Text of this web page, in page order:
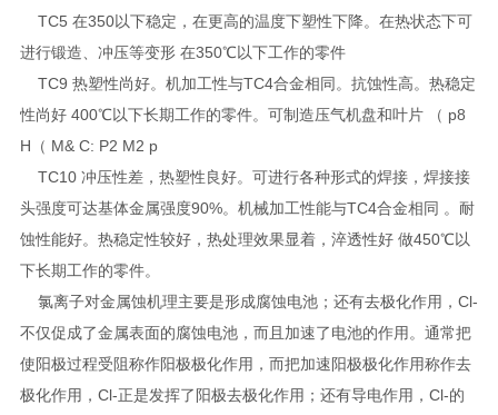
TC5 在350以下稳定，在更高的温度下塑性下降。在热状态下可
进行锻造、冲压等变形 在350℃以下工作的零件
TC9 热塑性尚好。机加工性与TC4合金相同。抗蚀性高。热稳定
性尚好 400℃以下长期工作的零件。可制造压气机盘和叶片 （ p8
H（ M& C: P2 M2 p
TC10 冲压性差，热塑性良好。可进行各种形式的焊接，焊接接
头强度可达基体金属强度90%。机械加工性能与TC4合金相同 。耐
蚀性能好。热稳定性较好，热处理效果显着，淬透性好 做450℃以
下长期工作的零件。
氯离子对金属蚀机理主要是形成腐蚀电池；还有去极化作用，Cl-
不仅促成了金属表面的腐蚀电池，而且加速了电池的作用。通常把
使阳极过程受阻称作阳极极化作用，而把加速阳极极化作用称作去
极化作用，Cl-正是发挥了阳极去极化作用；还有导电作用，Cl-的